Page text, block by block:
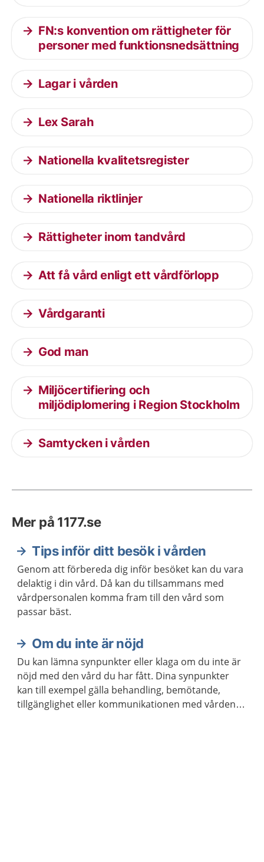
FN:s konvention om rättigheter för
personer med funktionsnedsättning
Lagar i vården
Lex Sarah
Nationella kvalitetsregister
Nationella riktlinjer
Rättigheter inom tandvård
Att få vård enligt ett vårdförlopp
Vårdgaranti
God man
Miljöcertifiering och
miljödiplomering i Region Stockholm
Samtycken i vården
Mer på 1177.se
Tips inför ditt besök i vården
Genom att förbereda dig inför besöket kan du vara
delaktig i din vård. Då kan du tillsammans med
vårdpersonalen komma fram till den vård som
passar bäst.
Om du inte är nöjd
Du kan lämna synpunkter eller klaga om du inte är
nöjd med den vård du har fått. Dina synpunkter
kan till exempel gälla behandling, bemötande,
tillgänglighet eller kommunikationen med vården.